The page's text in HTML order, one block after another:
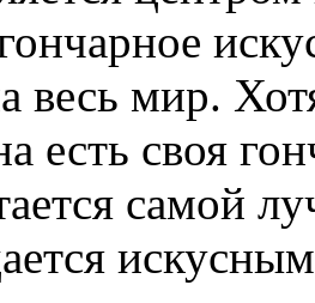
весь мир.
есть своя
самой